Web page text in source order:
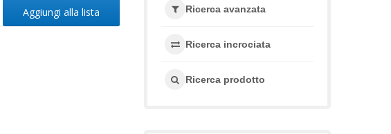
Aggiungi alla lista Ricerca avanzata
Ricerca incrociata
Ricerca prodotto